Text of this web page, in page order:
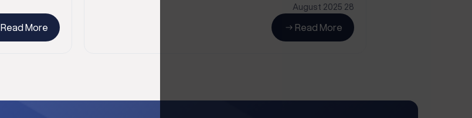
28 August 2025
Read More
Read More